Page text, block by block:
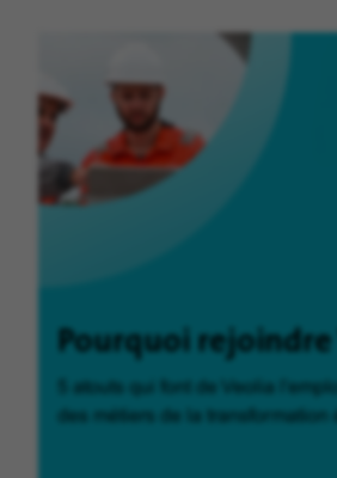
Pourquoi rejoindre